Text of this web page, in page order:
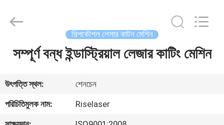
বাড়ি
পণ্য
ভিআর
Technology
Reserved.
শিল্পকৌশল লেসার কাটন মেশিন
সম্পূর্ণ বন্ধ ইন্ডাস্ট্রিয়াল লেজার কাটিং মেশিন
উৎপত্তি স্থল:
শেনচেন
পরিচিতিমুলক নাম:
Riselaser